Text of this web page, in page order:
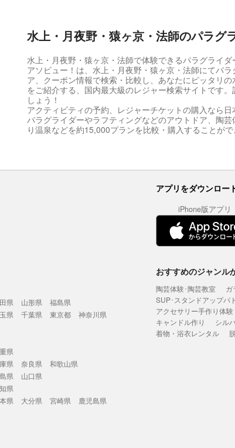
水上・月夜野・猿ヶ京・法師のパラグ
水上・月夜野・猿ヶ京・法師で体験できるパラグライダ
アソビュー！は、水上・月夜野・猿ヶ京・法師にてパ
ア、クーポン情報で検索・比較し、あなたにピッタリ
をご紹介する、国内最大級のレジャー検索サイトです
しょう！
アクティビティの予約、レジャーチケットの購入なら
パラグライダーやラフティングなどのアウトドア、陶
り温泉などを約15,000プランを比較・購入することがで
アプリをダウンロー
iPhone版アプリ
県 山形県
福島県
県 千葉県 東京都
神奈川県
県
県 奈良県
和歌山県
県
山口県
県
県 大分県 宮崎県
鹿児島県
おすすめのジャンル
陶芸体験･陶芸教室 ガ
SUP･スタンドアップパ
アクセサリー手作り体験
キャンドル作り
シル
着物・浴衣レンタル